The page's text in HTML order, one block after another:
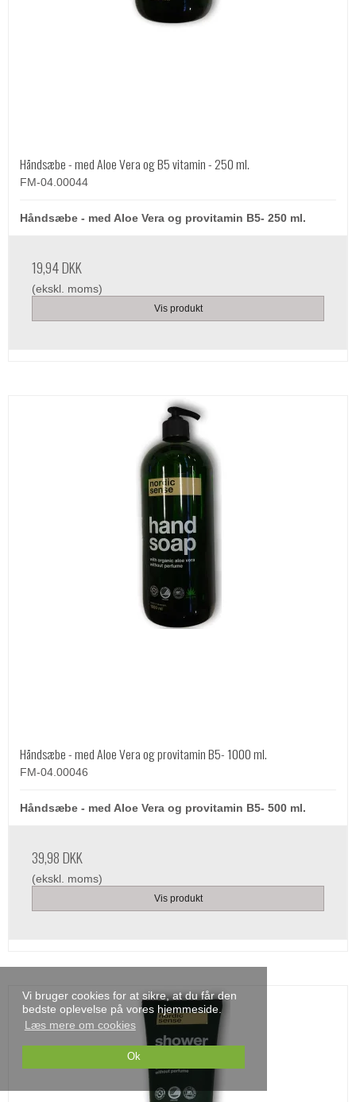
Vi bruger cookies for at sikre, at du får den
bedste oplevelse på vores hjemmeside.
Læs mere om cookies
Ok
Håndsæbe - med Aloe Vera og B5 vitamin - 250 ml.
FM-04.00044
Håndsæbe - med Aloe Vera og provitamin B5- 250 ml.
19,94 DKK
(ekskl. moms)
Vis produkt
Håndsæbe - med Aloe Vera og provitamin B5- 1000 ml.
FM-04.00046
Håndsæbe - med Aloe Vera og provitamin B5- 500 ml.
39,98 DKK
(ekskl. moms)
Vis produkt